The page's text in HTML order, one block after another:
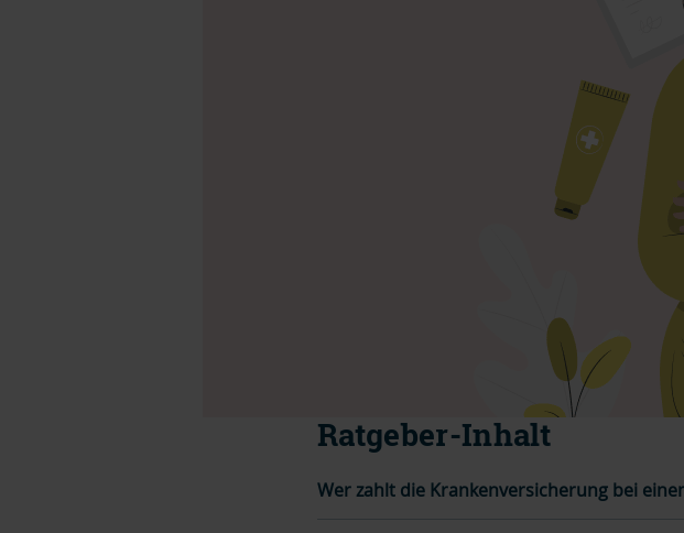
Ratgeber-Inhalt
Wer zahlt die Krankenversicherung bei